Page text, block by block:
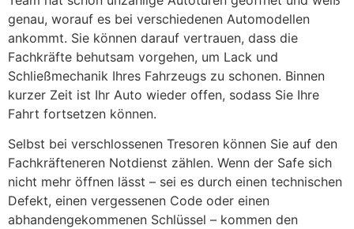
genau, worauf es bei verschiedenen Automodellen
ankommt. Sie können darauf vertrauen, dass die
Fachkräfte behutsam vorgehen, um Lack und
Schließmechanik Ihres Fahrzeugs zu schonen. Binnen
kurzer Zeit ist Ihr Auto wieder offen, sodass Sie Ihre
Fahrt fortsetzen können.
Selbst bei verschlossenen Tresoren können Sie auf den
Fachkräfteneren Notdienst zählen. Wenn der Safe sich
nicht mehr öffnen lässt – sei es durch einen technischen
Defekt, einen vergessenen Code oder einen
abhandengekommenen Schlüssel – kommen den